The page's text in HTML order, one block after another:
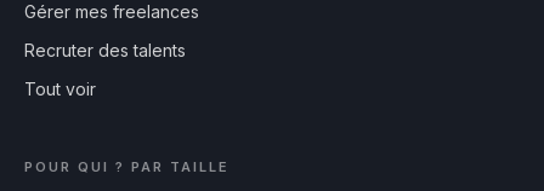
Gérer mes freelances
Recruter des talents
Tout voir
POUR QUI ? PAR TAILLE